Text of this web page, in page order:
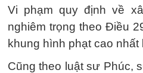
Vi phạm quy định về
nghiêm trọng theo Điều
khung hình phạt cao nhất
Cũng theo luật sư Phúc,